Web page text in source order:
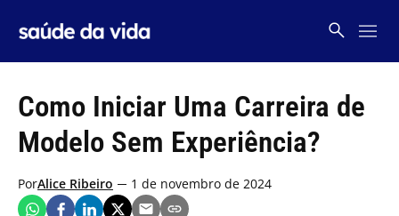
Como Iniciar Uma Carreira de
Modelo Sem Experiência?
PorAlice Ribeiro 1 de novembro de 2024